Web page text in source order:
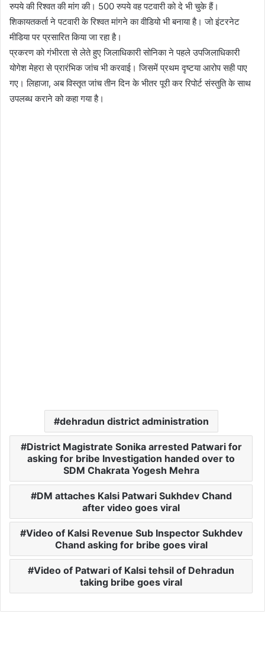
रुपये की रिश्वत की मांग की। 500 रुपये वह पटवारी को दे भी चुके हैं।
शिकायतकर्ता ने पटवारी के रिश्वत मांगने का वीडियो भी बनाया है। जो इंटरनेट
मीडिया पर प्रसारित किया जा रहा है।
प्रकरण को गंभीरता से लेते हुए जिलाधिकारी सोनिका ने पहले उपजिलाधिकारी
योगेश मेहरा से प्रारंभिक जांच भी करवाई। जिसमें प्रथम दृष्टया आरोप सही पाए
गए। लिहाजा, अब विस्तृत जांच तीन दिन के भीतर पूरी कर रिपोर्ट संस्तुति के साथ
उपलब्ध कराने को कहा गया है।
dehradun district administration
District Magistrate Sonika arrested Patwari for
asking for bribe Investigation handed over to
SDM Chakrata Yogesh Mehra
DM attaches Kalsi Patwari Sukhdev Chand
after video goes viral
Video of Kalsi Revenue Sub Inspector Sukhdev
Chand asking for bribe goes viral
Video of Patwari of Kalsi tehsil of Dehradun
taking bribe goes viral